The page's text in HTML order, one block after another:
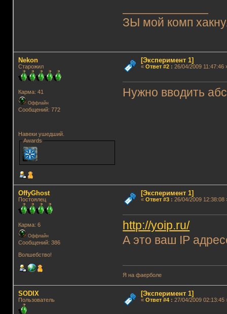
ЗЫ мой комп
Nekon
Старожил
Карма: 41
Оффлайн
Сообщений: 772
Навеки ушедший.
Awards
[Эксперимент 1]
« Ответ #2: 26/04/2009 11:47:46
Нужно вводить
OffyGhost
Постоялец
Карма: 6
Оффлайн
Сообщений: 386
Волшебство!
[Эксперимент 1]
« Ответ #3: 26/04/2009 12:38:08
http://yoip.ru/
А это ваш IP
Я на фаерболе
SODIX
Пользователь
[Эксперимент 1]
« Ответ #4: 27/04/2009 02:13:45